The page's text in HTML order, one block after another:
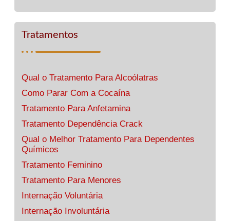
Tratamentos
Qual o Tratamento Para Alcoólatras
Como Parar Com a Cocaína
Tratamento Para Anfetamina
Tratamento Dependência Crack
Qual o Melhor Tratamento Para Dependentes
Químicos
Tratamento Feminino
Tratamento Para Menores
Internação Voluntária
Internação Involuntária